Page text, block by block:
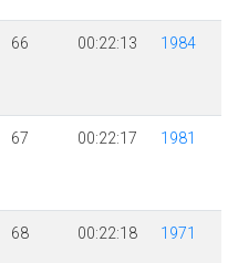
66 00:22:13 1984
67 00:22:17 1981
68 00:22:18 1971